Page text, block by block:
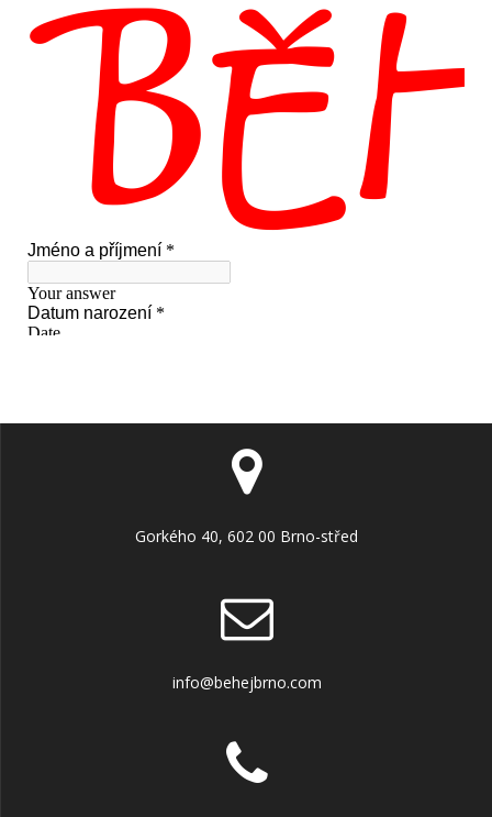
Gorkého 40, 602 00 Brno-střed
info@behejbrno.com